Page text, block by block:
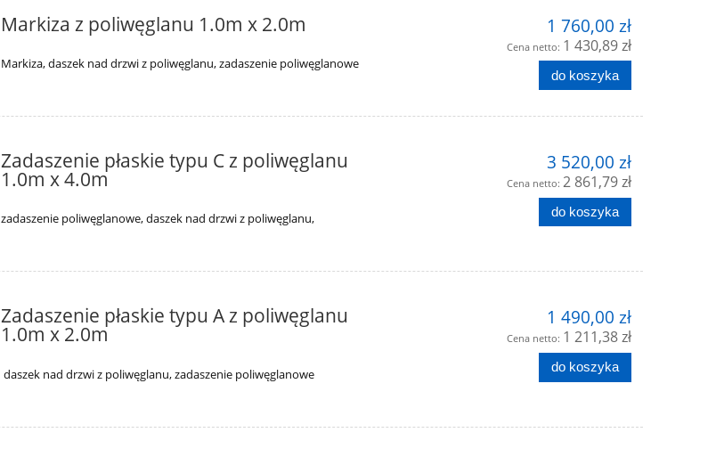
Markiza z poliwęglanu 1.0m x 2.0m
Markiza, daszek nad drzwi z poliwęglanu, zadaszenie poliwęglanowe
1 760,00 zł
Cena netto: 1 430,89 zł
do koszyka
Zadaszenie płaskie typu C z poliwęglanu
1.0m x 4.0m
zadaszenie poliwęglanowe, daszek nad drzwi z poliwęglanu,
3 520,00 zł
Cena netto: 2 861,79 zł
do koszyka
Zadaszenie płaskie typu A z poliwęglanu
1.0m x 2.0m
daszek nad drzwi z poliwęglanu, zadaszenie poliwęglanowe
1 490,00 zł
Cena netto: 1 211,38 zł
do koszyka